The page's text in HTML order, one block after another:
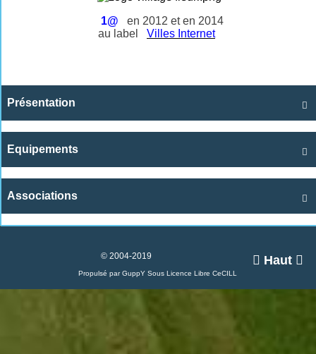
1@
en 2012 et en 2014
au label
Villes Internet

Présentation

Equipements

Associations
 Haut 
© 2004-2019
Propulsé par GuppYSous Licence Libre CeCILL